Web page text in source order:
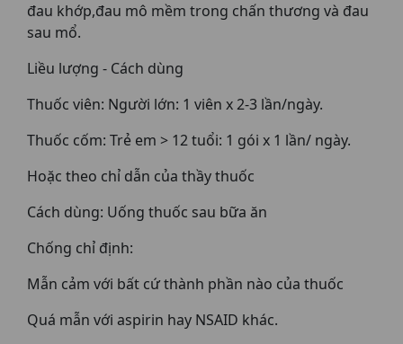
đau khớp,đau mô mềm trong chấn thương và đau
sau mổ.
Liều lượng - Cách dùng
Thuốc viên: Người lớn: 1 viên x 2-3 lần/ngày.
Thuốc cốm: Trẻ em > 12 tuổi: 1 gói x 1 lần/ ngày.
Hoặc theo chỉ dẫn của thầy thuốc
Cách dùng: Uống thuốc sau bữa ăn
Chống chỉ định:
Mẫn cảm với bất cứ thành phần nào của thuốc
Quá mẫn với aspirin hay NSAID khác.